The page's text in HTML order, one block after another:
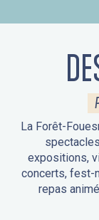
La Forêt-
expositions,
concerts, fest-
repas